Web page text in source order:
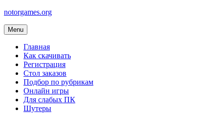
Skip
content
notorgames.org
Menu
Главная
Как скачивать
Регистрация
Стол заказов
Подбор по рубрикам
Онлайн игры
Для слабых ПК
Шутеры